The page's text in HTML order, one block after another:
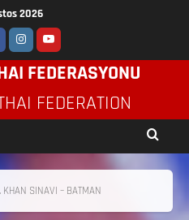
2026
FEDERASYONU
FEDERATION
KHAN SINAVI – BATMAN